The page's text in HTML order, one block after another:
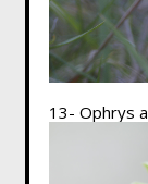
13- Ophrys